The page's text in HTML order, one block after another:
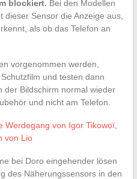
blockiert. Bei den Modellen
Sensor die Anzeige aus,
als ob das Telefon an
vorgenommen werden,
und testen dann
der Bildschirm normal wieder
und nicht am Telefon.
Werdegang von Igor Tikowoï,
von Lio
bei Doro eingehender lösen
des Näherungssensors in den